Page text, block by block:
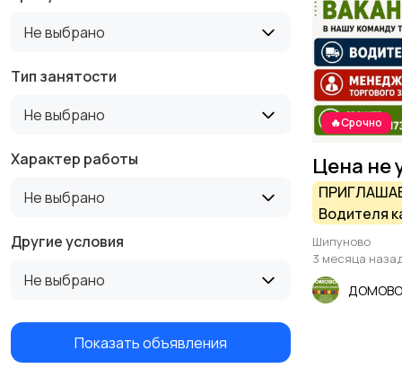
Не выбрано
Тип занятости
Не выбрано
Характер работы
Не выбрано
Другие условия
Не выбрано
Показать объявления
🔥Срочно
Цена не
Водителя
менеджера
в Шипуново
Шипуново
3 месяца